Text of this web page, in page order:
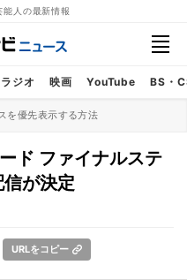
能人の最新情報
ラジオ 映画 YouTube BS・
を優先表示する方法
ド ファイナルステ
が決定
URLをコピー